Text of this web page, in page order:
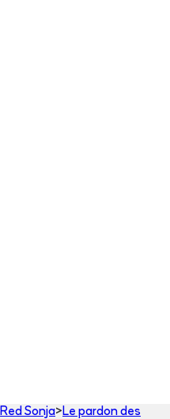
Red Sonja> Le pardon des